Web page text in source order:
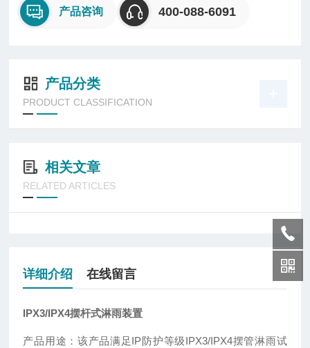
产品咨询 400-088-6091
产品分类
PRODUCT CLASSIFICATION
相关文章
RELATED ARTICLES
详细介绍 在线留言
IPX3/IPX4摆杆式淋雨装置
产品用途：该产品满足IP防护等级IPX3/IPX4摆管淋雨试